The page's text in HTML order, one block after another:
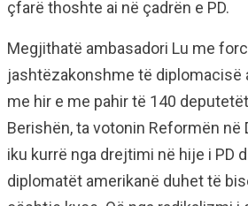
çfarë thoshte ai në çadrën e PD.
Megjithatë ambasadori Lu me
jashtëzakonshme të diplomacisë
me hir e me pahir të 140
Berishën, ta votonin Reformën në
iku kurrë nga drejtimi në hije i PD
diplomatët amerikanë duhet të